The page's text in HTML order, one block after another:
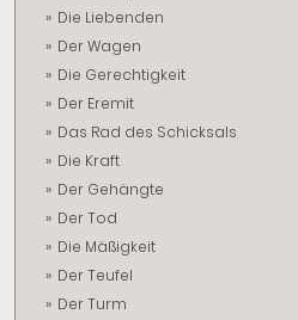
Die Liebenden
Der Wagen
Die Gerechtigkeit
Der Eremit
Das Rad des Schicksals
Die Kraft
Der Gehängte
Der Tod
Die Mäßigkeit
Der Teufel
Der Turm